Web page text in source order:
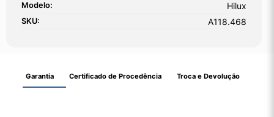
Modelo: Hilux
SKU: A118.468
Garantia Certificado de Procedência Troca e Devolução